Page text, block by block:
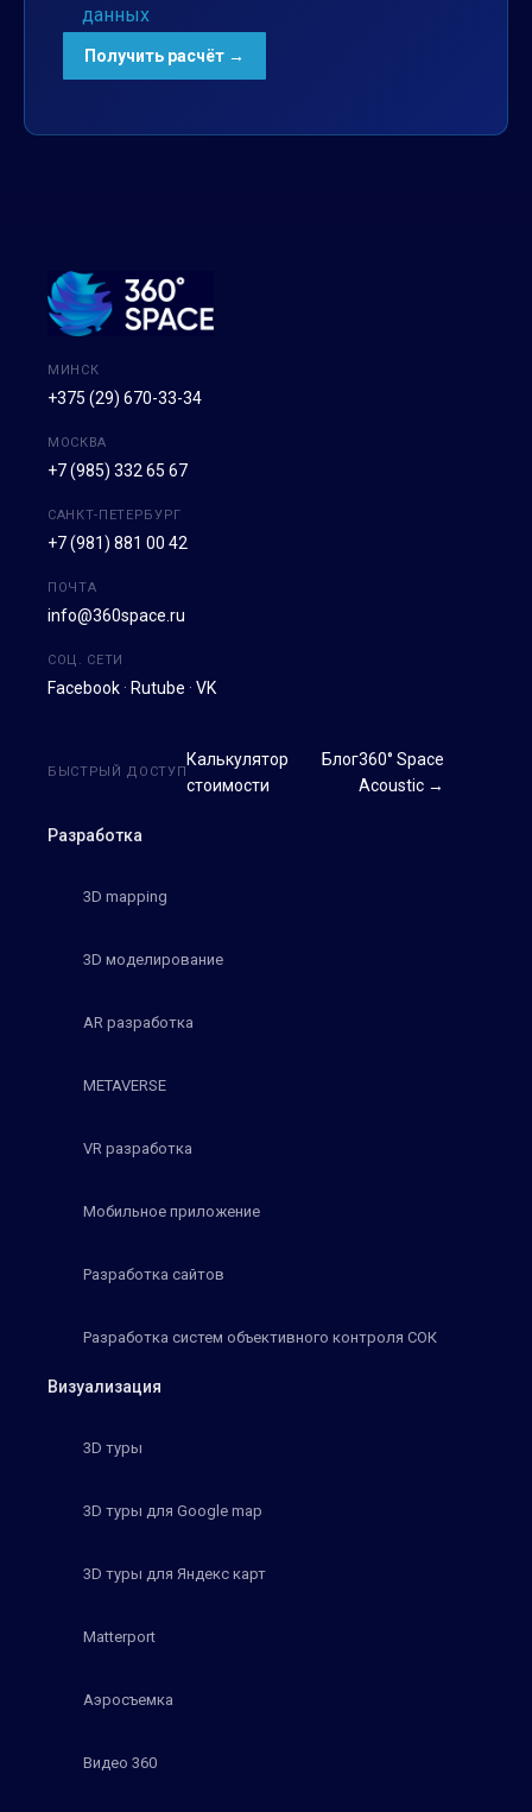
данных
МИНСК
+375 (29) 670-33-34
МОСКВА
+7 (985) 332 65 67
САНКТ-ПЕТЕРБУРГ
+7 (981) 881 00 42
ПОЧТА
info@360space.ru
СОЦ. СЕТИ
Facebook · Rutube · VK
Разработка
3D mapping
3D моделирование
AR разработка
METAVERSE
VR разработка
Мобильное приложение
Разработка сайтов
Разработка систем объективного контроля СОК
Визуализация
3D туры
3D туры для Google map
3D туры для Яндекс карт
Matterport
Аэросъемка
Видео 360
БЫСТРЫЙ ДОСТУП
Калькулятор
стоимости
Блог360° Space
Acoustic →